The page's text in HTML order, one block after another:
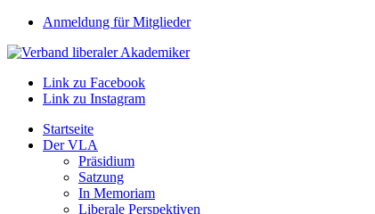
Anmeldung für Mitglieder
Link zu Facebook
Link zu Instagram
Startseite
Der VLA
Präsidium
Satzung
In Memoriam
Liberale Perspektiven